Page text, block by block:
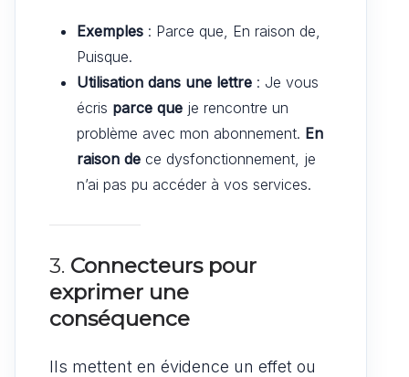
Exemples : Parce que, En raison de,
Puisque.
Utilisation dans une lettre : Je vous
écris parce que je rencontre un
problème avec mon abonnement. En
raison de ce dysfonctionnement, je
n’ai pas pu accéder à vos services.
3. Connecteurs pour
exprimer une
conséquence
Ils mettent en évidence un effet ou